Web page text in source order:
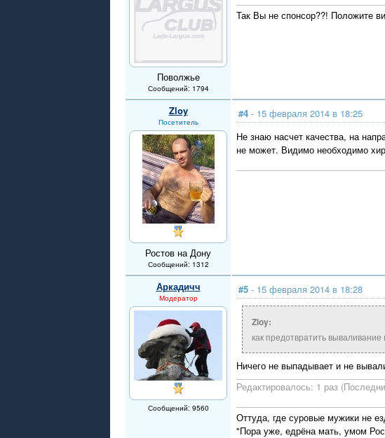
Поволжье
Сообщений: 1794
Так Вы не спонсор??! Положите
Zloy
Посетитель
Ростов на Дону
Сообщений: 1312
#4 - 15 февраля 2014 в 18:25
Не знаю насчет качества, на
не может. Видимо необходимо
Аркадичч
Модератор
Сообщений: 9560
#5 - 15 февраля 2014 в 18:28
Zloy:
как предотвратить
Ничего не выпадывает и не
Редактировалось: 1 раз
Оттуда, где суровые мужики не
"Пора уже, едрёна мать, умом